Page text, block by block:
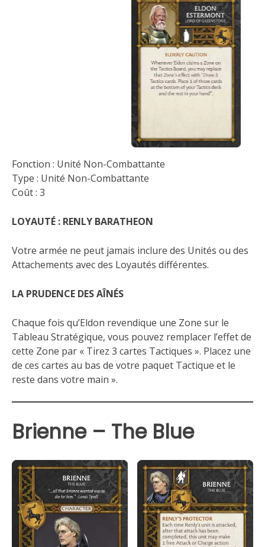
Fonction : Unité Non-Combattante
Type : Unité Non-Combattante
Coût : 3
LOYAUTÉ : RENLY BARATHEON
Votre armée ne peut jamais inclure des Unités ou des
Attachements avec des Loyautés différentes.
LA PRUDENCE DES AÎNÉS
Chaque fois qu’Eldon revendique une Zone sur le
Tableau Stratégique, vous pouvez remplacer l’effet de
cette Zone par « Tirez 3 cartes Tactiques ». Placez une
de ces cartes au bas de votre paquet Tactique et le
reste dans votre main ».
Brienne – The Blue